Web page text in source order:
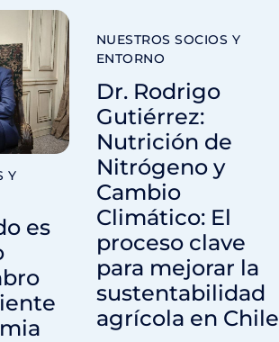
Y
es
NUESTROS SOCIOS Y
ENTORNO
Dr. Rodrigo
Gutiérrez:
Nutrición de
Nitrógeno y
Cambio
Climático: El
proceso clave
para mejorar la
sustentabilidad
agrícola en Chile